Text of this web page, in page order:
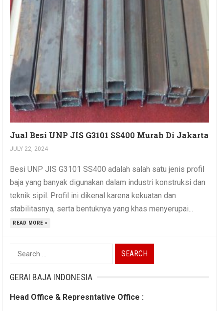
Jual Besi UNP JIS G3101 SS400 Murah Di Jakarta
JULY 22, 2024
Besi UNP JIS G3101 SS400 adalah salah satu jenis profil
baja yang banyak digunakan dalam industri konstruksi dan
teknik sipil. Profil ini dikenal karena kekuatan dan
stabilitasnya, serta bentuknya yang khas menyerupai...
READ MORE »
Search
for:
GERAI BAJA INDONESIA
Head Office & Represntative Office :